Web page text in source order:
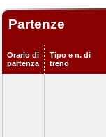
Partenze
Orario di
partenza
Tipo e n. di
treno